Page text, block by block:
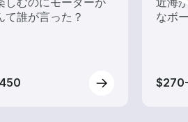
て誰が言った？
なボ